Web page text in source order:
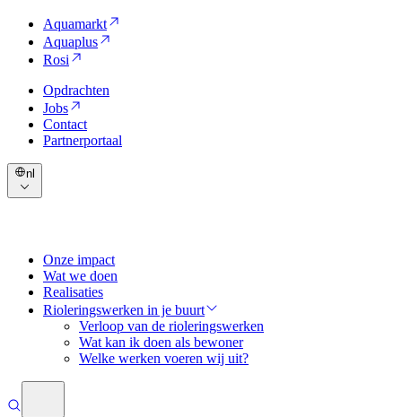
Aquamarkt
Aquaplus
Rosi
Opdrachten
Jobs
Contact
Partnerportaal
nl
Onze impact
Wat we doen
Realisaties
Rioleringswerken in je buurt
Verloop van de rioleringswerken
Wat kan ik doen als bewoner
Welke werken voeren wij uit?